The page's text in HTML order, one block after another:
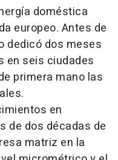
doméstica
europeo. Antes de
dedicó dos meses
en seis ciudades
primera mano las
en
de dos décadas de
matriz en la